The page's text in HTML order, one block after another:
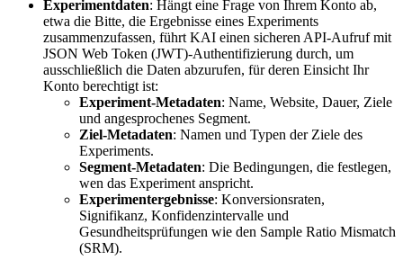
Experimentdaten: Hängt eine Frage von Ihrem Konto ab,
etwa die Bitte, die Ergebnisse eines Experiments
zusammenzufassen, führt KAI einen sicheren API-Aufruf mit
JSON Web Token (JWT)-Authentifizierung durch, um
ausschließlich die Daten abzurufen, für deren Einsicht Ihr
Konto berechtigt ist:
Experiment-Metadaten: Name, Website, Dauer, Ziele
und angesprochenes Segment.
Ziel-Metadaten: Namen und Typen der Ziele des
Experiments.
Segment-Metadaten: Die Bedingungen, die festlegen,
wen das Experiment anspricht.
Experimentergebnisse: Konversionsraten,
Signifikanz, Konfidenzintervalle und
Gesundheitsprüfungen wie den Sample Ratio Mismatch
(SRM).